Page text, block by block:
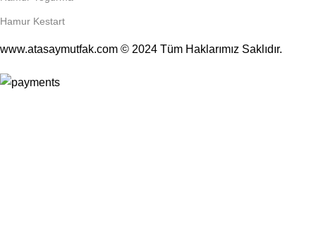
Hamur Kestart
www.atasaymutfak.com © 2024 Tüm Haklarımız Saklıdır.